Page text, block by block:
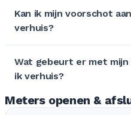
Kan ik mijn voorschot
verhuis?
Wat gebeurt er met
ik verhuis?
Meters openen &